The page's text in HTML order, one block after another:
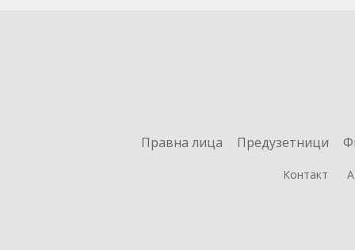
Правна лица Предузетници
Контакт